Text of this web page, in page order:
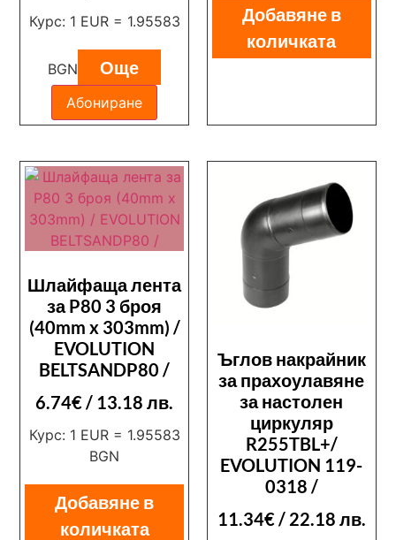
Курс: 1 EUR = 1.95583
BGN Още
Абониране
Добавяне в
количката
Шлайфаща лента
за P80 3 броя
(40mm x 303mm) /
EVOLUTION
BELTSANDP80 /
6.74€/ 13.18 лв.
Курс: 1 EUR = 1.95583
BGN
Добавяне в
количката
Ъглов накрайник
за прахоулавяне
за настолен
циркуляр
R255TBL+/
EVOLUTION 119-
0318 /
11.34€/ 22.18 лв.